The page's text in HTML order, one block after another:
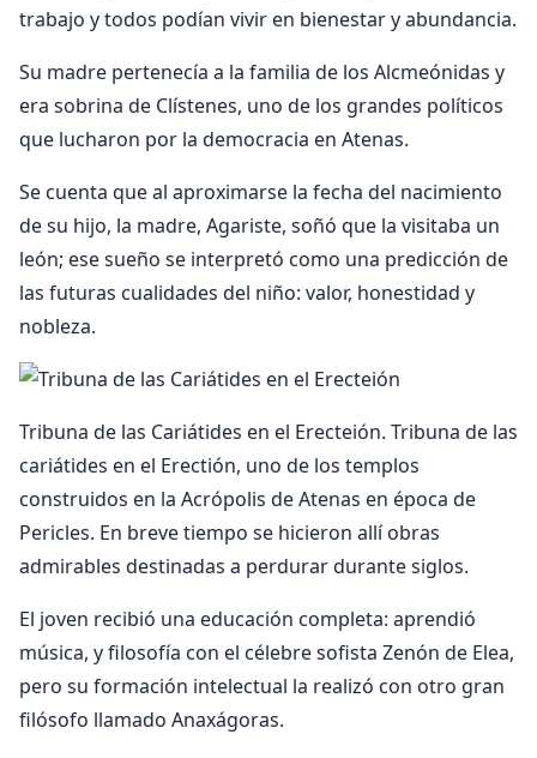
trabajo y todos podían vivir en bienestar y abundancia.
Su madre pertenecía a la familia de los Alcmeónidas y
era sobrina de Clístenes, uno de los grandes políticos
que lucharon por la democracia en Atenas.
Se cuenta que al aproximarse la fecha del nacimiento
de su hijo, la madre, Agariste, soñó que la visitaba un
león; ese sueño se interpretó como una predicción de
las futuras cualidades del niño: valor, honestidad y
nobleza.
Tribuna de las Cariátides en el Erecteión. Tribuna de las
cariátides en el Erectión, uno de los templos
construidos en la Acrópolis de Atenas en época de
Pericles. En breve tiempo se hicieron allí obras
admirables destinadas a perdurar durante siglos.
El joven recibió una educación completa: aprendió
música, y filosofía con el célebre sofista Zenón de Elea,
pero su formación intelectual la realizó con otro gran
filósofo llamado Anaxágoras.